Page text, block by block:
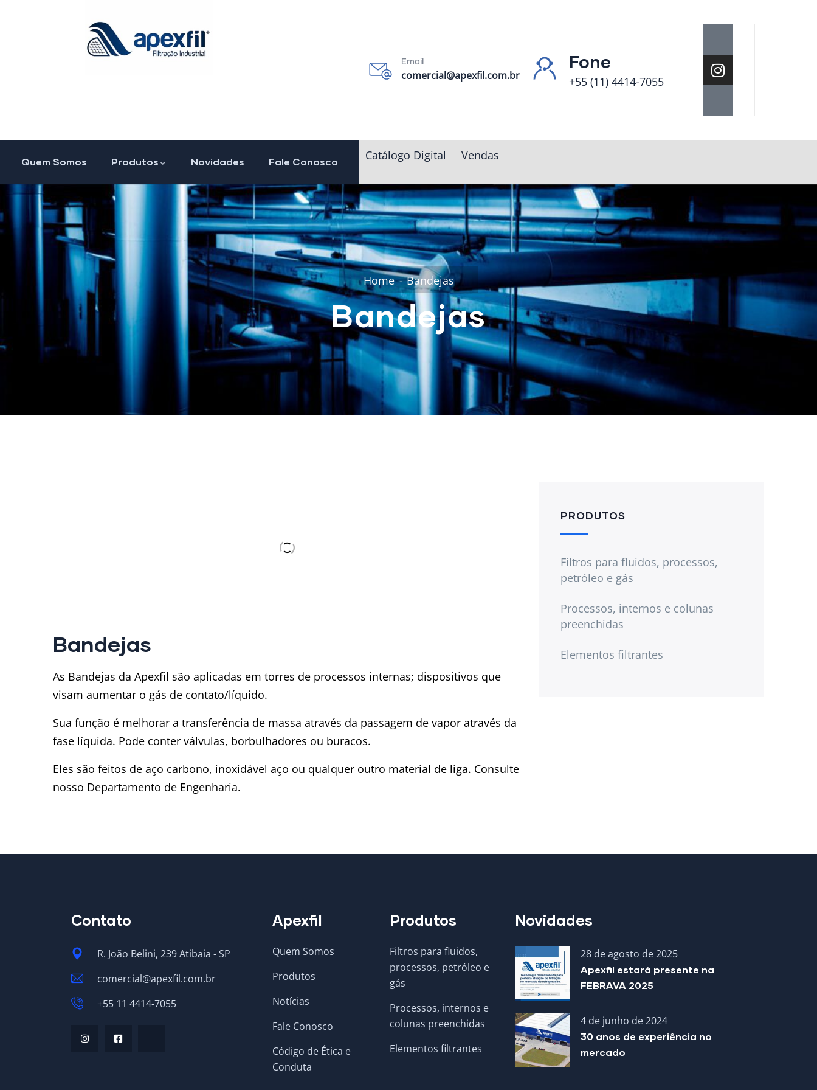
Fone
+55 (11) 4414-7055
Email
comercial@apexfil.com.br
Quem Somos Produtos Novidades Fale Conosco Catálogo Digital Vendas
Home Bandejas
Bandejas
Bandejas
As Bandejas da Apexfil são aplicadas em torres de processos internas; dispositivos que
visam aumentar o gás de contato/líquido.
Sua função é melhorar a transferência de massa através da passagem de vapor através da
fase líquida. Pode conter válvulas, borbulhadores ou buracos.
Eles são feitos de aço carbono, inoxidável aço ou qualquer outro material de liga. Consulte
nosso Departamento de Engenharia.
PRODUTOS
Filtros para fluidos, processos,
petróleo e gás
Processos, internos e colunas
preenchidas
Elementos filtrantes
Contato
R. João Belini, 239 Atibaia - SP
comercial@apexfil.com.br
+55 11 4414-7055
Apexfil
Quem Somos
Produtos
Notícias
Fale Conosco
Código de Ética e
Conduta
Produtos
Filtros para fluidos,
processos, petróleo e
gás
Processos, internos e
colunas preenchidas
Elementos filtrantes
Novidades
28 de agosto de 2025
Apexfil estará presente na
FEBRAVA 2025
4 de junho de 2024
30 anos de experiência no
mercado